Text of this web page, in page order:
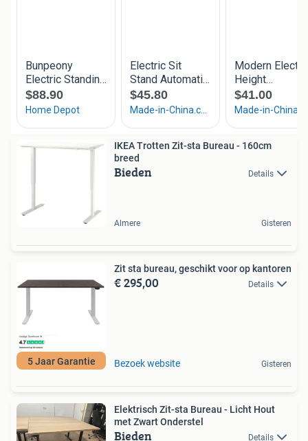
IKEA Trotten Zit-sta Bureau - 160cm
breed
Bieden Details
Almere Gisteren
5 Jaar Garantie
Zit sta bureau, geschikt voor op kantoren
€ 295,00 Details
Bezoek website Gisteren
Elektrisch Zit-sta Bureau - Licht Hout
met Zwart Onderstel
Bieden Details